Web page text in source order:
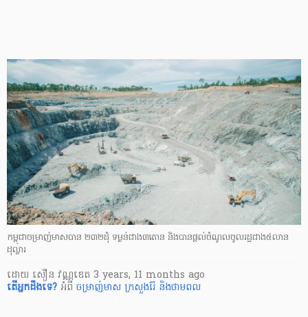
កម្ពុជាចម្រាញ់មាសបាន ២៣២ដុំ ទម្ងន់ជាង៣តោន និងបានផ្តល់ចំណូលចូលរដ្ឋជាង៥លាន
ដុល្លារ
ដោយ សឿន វណ្ណឌេត 3 years, 11 months ago
តើ​អ្នក​ដឹងទេ? អំពី ចម្រាញ់មាស ក្រសួងរ៉ែ និងថាមពល